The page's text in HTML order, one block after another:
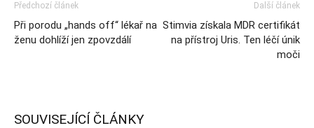
Předchozí článek
Při porodu „hands off“ lékař na
ženu dohlíží jen zpovzdálí
Další článek
Stimvia získala MDR certifikát
na přístroj Uris. Ten léčí únik
moči
SOUVISEJÍCÍ ČLÁNKY